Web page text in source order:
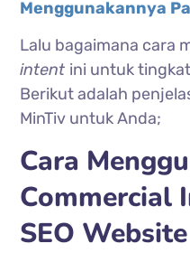
Menggunakannya
Lalu bagaimana cara
intent ini untuk
Berikut adalah
MinTiv untuk Anda;
Cara
Commercial
SEO Website